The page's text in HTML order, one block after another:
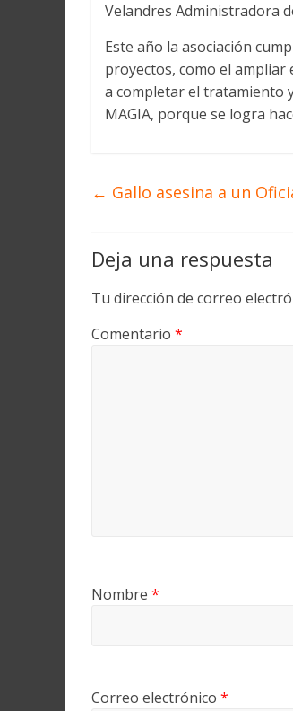
Velandres Administradora
Este año la asociación
proyectos, como el ampliar
a completar el tratamiento
MAGIA, porque se logra
← Gallo asesina a un
Deja una respuesta
Tu dirección de correo
Comentario *
Nombre *
Correo electrónico *